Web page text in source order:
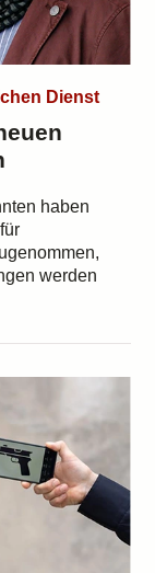
Dienst
haben
werden